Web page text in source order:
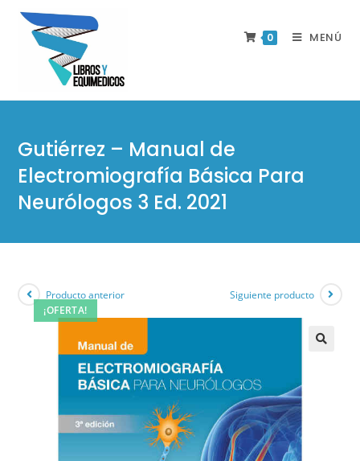
0 MENÚ
Gutiérrez – Manual de
Electromiografía Básica Para
Neurólogos 3 Ed. 2021
¡OFERTA!
Producto anterior Siguiente producto